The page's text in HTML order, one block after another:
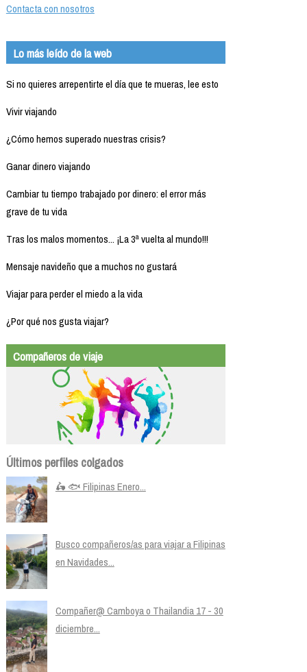
Contacta con nosotros
Lo más leído de la web
Si no quieres arrepentirte el día que te mueras, lee esto
Vivir viajando
¿Cómo hemos superado nuestras crisis?
Ganar dinero viajando
Cambiar tu tiempo trabajado por dinero: el error más
grave de tu vida
Tras los malos momentos... ¡La 3ª vuelta al mundo!!!
Mensaje navideño que a muchos no gustará
Viajar para perder el miedo a la vida
¿Por qué nos gusta viajar?
Compañeros de viaje
Últimos perfiles colgados
🛵 🐟 Filipinas Enero...
Busco compañeros/as para viajar a Filipinas
en Navidades...
Compañer@ Camboya o Thailandia 17 - 30
diciembre...